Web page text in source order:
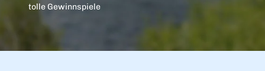
tolle Gewinnspiele